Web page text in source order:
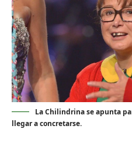
La Chilindrina se apunta
llegar a concretarse.